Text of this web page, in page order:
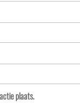
plaats.